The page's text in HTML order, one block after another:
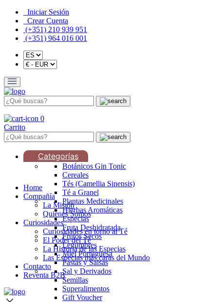
Iniciar Sesión
Crear Cuenta
(+351) 210 939 951
(+351) 964 016 001
0
Carrito
Categorías
Botánicos Gin Tonic
Cereales
Tés (Camellia Sinensis)
Té a Granel
Plantas Medicinales
Hierbas Aromáticas
Especias
Fruta Deshidratada
Frutos Secos
Legumbres
Miel Portuguesa
Pastas y Salsas
Sal y Derivados
Semillas
Superalimentos
Gift Voucher
Home
Compañía
La Misión
Quiénes Somos
Curiosidades
Curiosidades en torno al Té
El Poder del Té
La Historia de las Especias
Las Especias más caras del Mundo
Contacto
Reventa B2B